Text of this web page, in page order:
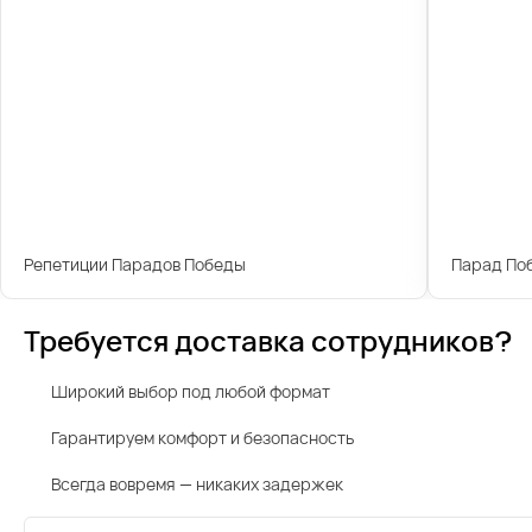
Репетиции Парадов Победы Парад
Требуется доставка сотрудников?
Широкий выбор под любой формат
Гарантируем комфорт и безопасность
Всегда вовремя — никаких задержек